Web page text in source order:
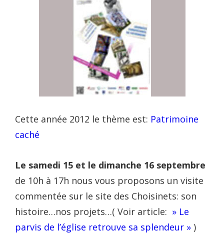
Cette année 2012 le thème est: Patrimoine
caché
Le samedi 15 et le dimanche 16 septembre
de 10h à 17h nous vous proposons un visite
commentée sur le site des Choisinets: son
histoire…nos projets…( Voir article: » Le
parvis de l’église retrouve sa splendeur » )